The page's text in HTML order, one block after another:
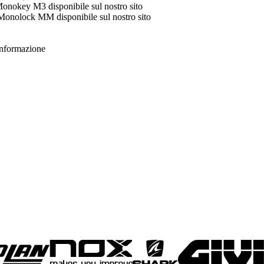
M3 disponibile sul nostro sito
MM disponibile sul nostro sito